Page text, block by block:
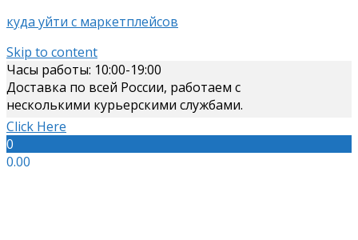
куда уйти с маркетплейсов
Skip to content
Часы работы: 10:00-19:00
Доставка по всей России, работаем с
несколькими курьерскими службами.
Click Here
0
0.00